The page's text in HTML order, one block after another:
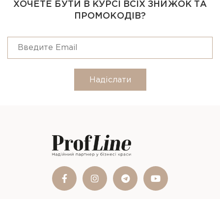
ХОЧЕТЕ БУТИ В КУРСІ ВСІХ ЗНИЖОК ТА
ПРОМОКОДІВ?
Надіслати